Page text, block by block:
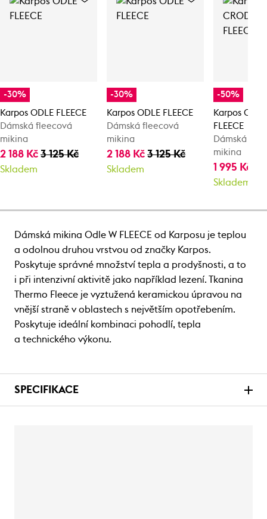
-30%
Karpos ODLE FLEECE
Dámská fleecová
mikina
2 188 Kč 3 125 Kč
Skladem
-30%
Karpos ODLE FLEECE
Dámská fleecová
mikina
2 188 Kč3 125 Kč
Skladem
-50%
Karpos
FLEECE
Dámská
mikina
1 995 Kč
Skladem
Dámská mikina Odle W FLEECE od Karposu je teplou
a odolnou druhou vrstvou od značky Karpos.
Poskytuje správné množství tepla a prodyšnosti, a to
i při intenzivní aktivitě jako například lezení. Tkanina
Thermo Fleece je vyztužená keramickou úpravou na
vnější straně v oblastech s největším opotřebením.
Poskytuje ideální kombinaci pohodlí, tepla
a technického výkonu.
SPECIFIKACE